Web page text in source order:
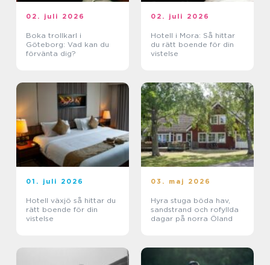
02. juli 2026
Boka trollkarl i
Göteborg: Vad kan du
förvänta dig?
02. juli 2026
Hotell i Mora: Så hittar
du rätt boende för din
vistelse
01. juli 2026
Hotell växjö så hittar du
rätt boende för din
vistelse
03. maj 2026
Hyra stuga böda hav,
sandstrand och rofyllda
dagar på norra Öland